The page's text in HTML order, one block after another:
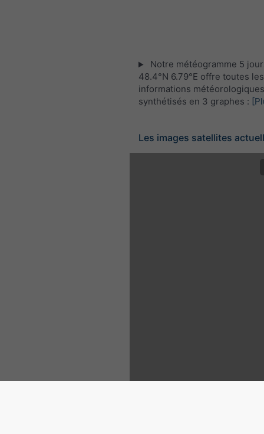
Notre météogramme 5
48.4°N 6.79°E offre toutes les
informations météorologiques
synthétisés en 3 graphes :
Les images satellites